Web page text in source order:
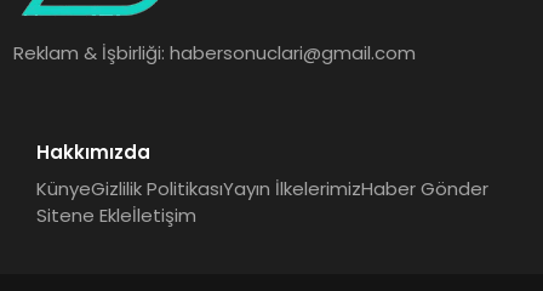
Reklam & İşbirliği:habersonuclari@gmail.com
Hakkımızda
KünyeGizlilik PolitikasıYayın İlkelerimizHaber Gönder
Sitene Ekleİletişim